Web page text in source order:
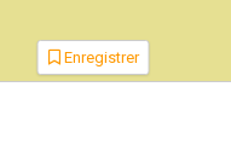
Enregistrer